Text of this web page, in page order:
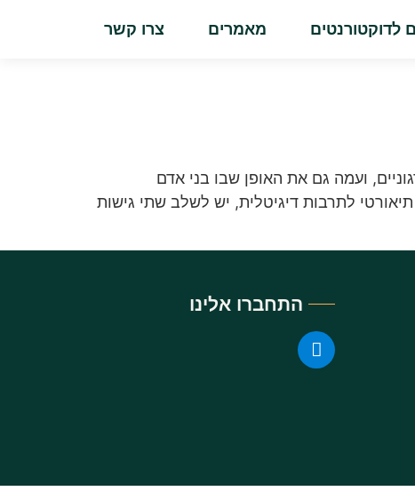
לדוקטורנטים מאמרים צרו קשר
ועמה גם את האופן שבו בני אדם
לתרבות דיגיטלית, יש לשלב שתי גישות
התחברו אלינו